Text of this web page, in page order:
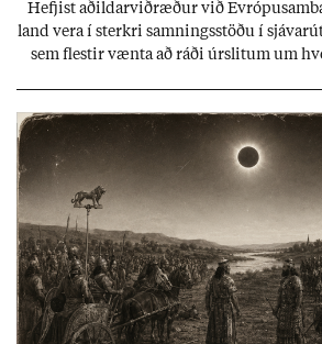
Hefj­ist að­ild­ar­við­ræð­ur við
land vera í sterkri samn­ings­stöðu í
sem flest­ir vænta að ráði úr­slit­um um
kerfi, en sveigj­an­leiki til lausna er